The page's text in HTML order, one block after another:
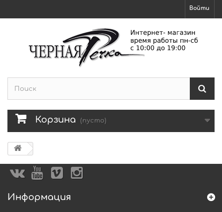
Войти
Корзина (пусто)
Информация